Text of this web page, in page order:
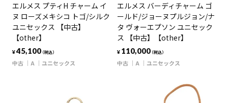
エルメス プティH チャーム イ
ヌ ローズメキシコ トゴ/シルク
ユニセックス 【中古】
【other】
¥45,100（税込）
中古 A ユニセックス
エルメス バーディチャーム ゴ
ールド/ジョーヌプルジョン/ナ
タ ヴォーエプソン ユニセック
ス 【中古】【other】
¥ 110,000（税込）
中古 A ユニセックス